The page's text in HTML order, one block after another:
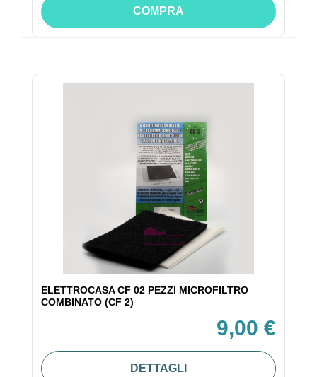
COMPRA
ELETTROCASA CF 02 PEZZI MICROFILTRO
COMBINATO (CF 2)
9,00 €
DETTAGLI